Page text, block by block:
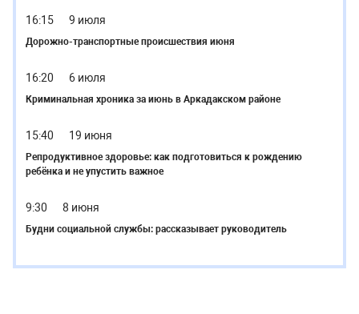
16:15 9 июля
Дорожно-транспортные происшествия июня
16:20 6 июля
Криминальная хроника за июнь в Аркадакском районе
15:40 19 июня
Репродуктивное здоровье: как подготовиться к рождению
ребёнка и не упустить важное
9:30 8 июня
Будни социальной службы: рассказывает руководитель